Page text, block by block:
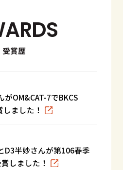
受賞歴
OM&CAT-7でBKCS
ました！
半妙さんが第106春季
しました！